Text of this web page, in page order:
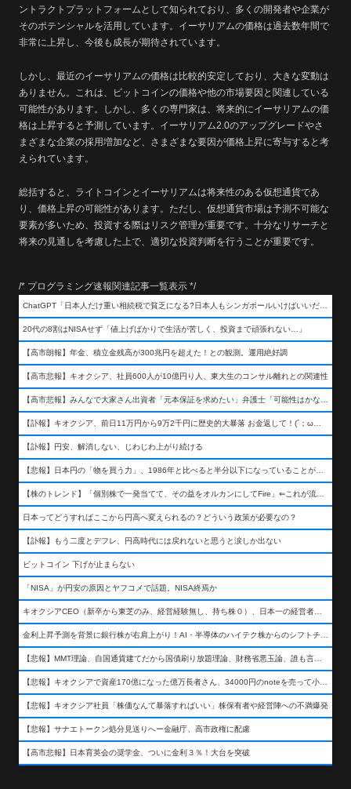
ントラクトプラットフォームとして知られており、多くの開発者や企業が
そのポテンシャルを活用しています。イーサリアムの価格は過去数年間で
非常に上昇し、今後も成長が期待されています。
しかし、最近のイーサリアムの価格は比較的安定しており、大きな変動は
ありません。これは、ビットコインの価格や他の市場要因と関連している
可能性があります。しかし、多くの専門家は、将来的にイーサリアムの価
格は上昇すると予測しています。イーサリアム2.0のアップグレードやさ
まざまな企業の採用増加など、さまざまな要因が価格上昇に寄与すると考
えられています。
総括すると、ライトコインとイーサリアムは将来性のある仮想通貨であ
り、価格上昇の可能性があります。ただし、仮想通貨市場は予測不可能な
要素が多いため、投資する際はリスク管理が重要です。十分なリサーチと
将来の見通しを考慮した上で、適切な投資判断を行うことが重要です。
/* プログラミング速報関連記事一覧表示 */
20代の8割はNISAせず「値上げばかりで生活が苦しく、投資まで頑張れない…」
【高市朗報】年金、積立金残高が300兆円を超えた！との観測。運用絶好調
【高市悲報】キオクシア、社員600人が10億円り人、東大生のコンサル離れとの関連性
【訃報】円安、解消しない、じわじわ上がり続ける
日本ってどうすればここから円高へ変えられるの？どういう政策が必要なの？
【訃報】もう二度とデフレ、円高時代には戻れないと思うと涙しか出ない
ビットコイン 下げが止まらない
「NISA」が円安の原因とヤフコメで話題。NISA終焉か
【悲報】キオクシア社員「株価なんて暴落すればいい」株保有者や経営陣への不満爆発
【悲報】サナエトークン処分見送りへー金融庁、高市政権に配慮
【高市悲報】日本育英会の奨学金、ついに金利３％！大台を突破